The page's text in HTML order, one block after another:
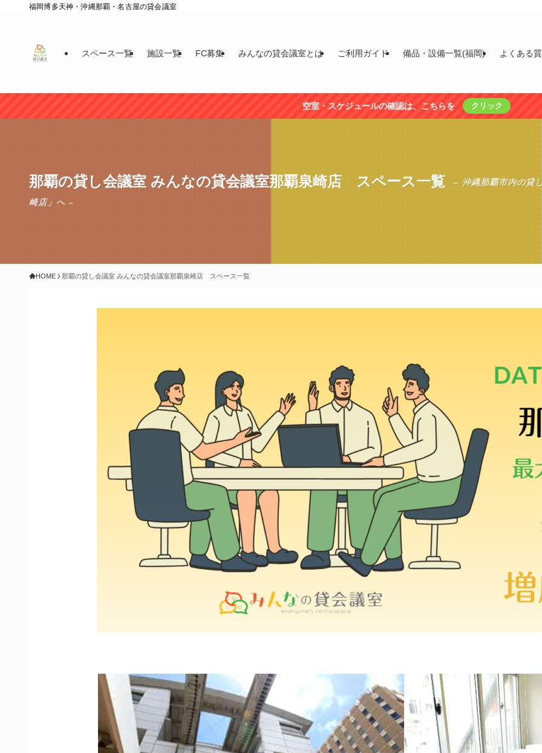
福岡博多天神・沖縄那覇・名古屋の貸会議室
スペース一覧 施設一覧 FC募集 みんなの貸会議室とは ご利用ガイド 備品・設備一覧(福岡) よくある
空室・スケジュールの確認は、こちらを クリック
那覇の貸し会議室 みんなの貸会議室那覇泉崎店 スペース一覧 – 沖縄那覇市内の貸
崎店」へ –
HOME 那覇の貸し会議室 みんなの貸会議室那覇泉崎店 スペース一覧